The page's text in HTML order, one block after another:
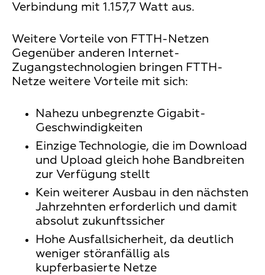
Verbindung mit 1.157,7 Watt aus.
Weitere Vorteile von FTTH-Netzen
Gegenüber anderen Internet-
Zugangstechnologien bringen FTTH-
Netze weitere Vorteile mit sich:
Nahezu unbegrenzte Gigabit-
Geschwindigkeiten
Einzige Technologie, die im Download
und Upload gleich hohe Bandbreiten
zur Verfügung stellt
Kein weiterer Ausbau in den nächsten
Jahrzehnten erforderlich und damit
absolut zukunftssicher
Hohe Ausfallsicherheit, da deutlich
weniger störanfällig als
kupferbasierte Netze